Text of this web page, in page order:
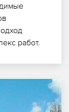
работ.